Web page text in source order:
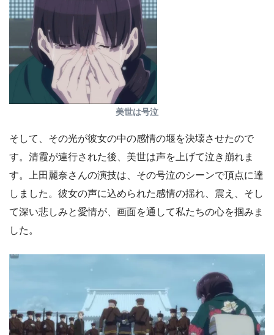
美世は号泣
そして、その光が彼女の中の感情の堰を決壊させたので
す。清霞が連行された後、美世は声を上げて泣き崩れま
す。上田麗奈さんの演技は、その号泣のシーンで頂点に達
しました。彼女の声に込められた感情の揺れ、震え、そし
て深い悲しみと愛情が、画面を通して私たちの心を掴みま
した。